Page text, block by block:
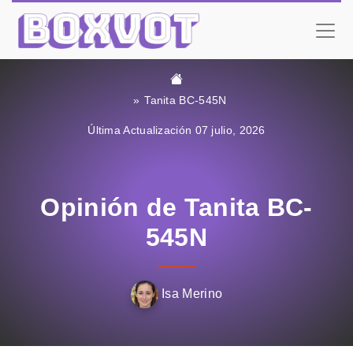
Tanita BC-545N
Última Actualización 07 julio, 2026
Opinión de Tanita BC-
545N
Isa Merino